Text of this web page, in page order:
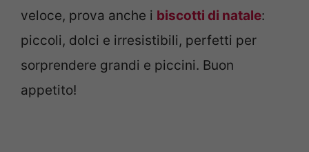
veloce, prova anche i biscotti di natale:
piccoli, dolci e irresistibili, perfetti per
sorprendere grandi e piccini. Buon
appetito!